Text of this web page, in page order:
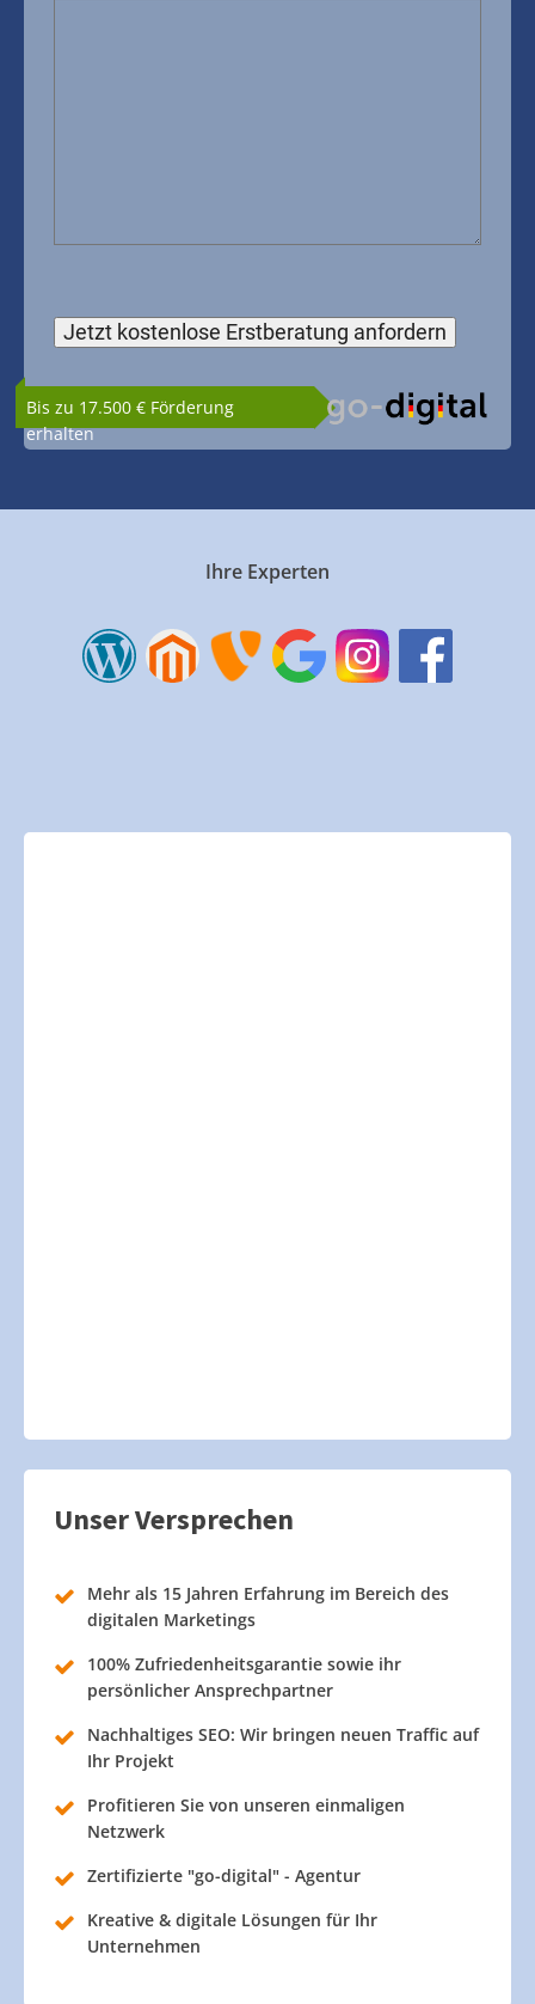
Bis zu 17.500 € Förderung
erhalten
Ihre Experten
Unser Versprechen
Mehr als 15 Jahren Erfahrung im Bereich des
digitalen Marketings
100% Zufriedenheitsgarantie sowie ihr
persönlicher Ansprechpartner
Nachhaltiges SEO: Wir bringen neuen Traffic auf
Ihr Projekt
Profitieren Sie von unseren einmaligen
Netzwerk
Zertifizierte "go-digital" - Agentur
Kreative & digitale Lösungen für Ihr
Unternehmen